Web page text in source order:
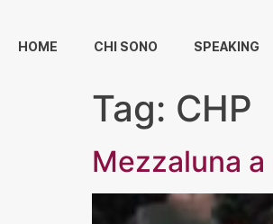
HOME CHI SONO SPEAKING
Tag: CHP
Mezzaluna a